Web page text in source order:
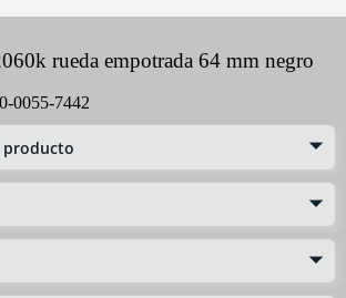
rueda empotrada 64 mm negro
0055-7442
producto